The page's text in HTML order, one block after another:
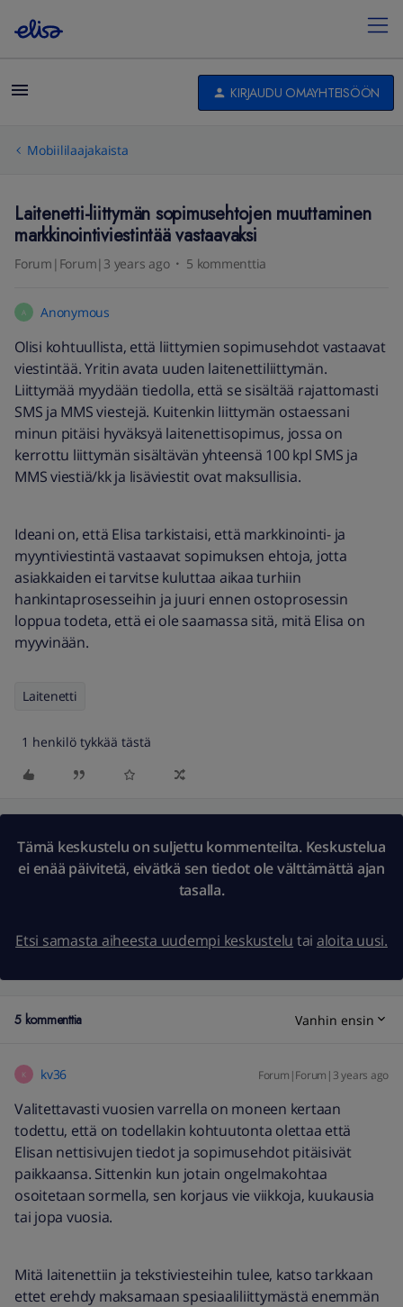
KIRJAUDU OMAYHTEISÖÖN
Mobiililaajakaista
Laitenetti-liittymän sopimusehtojen muuttaminen
markkinointiviestintää vastaavaksi
Forum|Forum|3 years ago 5 kommenttia
A Anonymous
Olisi kohtuullista, että liittymien sopimusehdot vastaavat
viestintää. Yritin avata uuden laitenettiliittymän.
Liittymää myydään tiedolla, että se sisältää rajattomasti
SMS ja MMS viestejä. Kuitenkin liittymän ostaessani
minun pitäisi hyväksyä laitenettisopimus, jossa on
kerrottu liittymän sisältävän yhteensä 100 kpl SMS ja
MMS viestiä/kk ja lisäviestit ovat maksullisia.
Ideani on, että Elisa tarkistaisi, että markkinointi- ja
myyntiviestintä vastaavat sopimuksen ehtoja, jotta
asiakkaiden ei tarvitse kuluttaa aikaa turhiin
hankintaprosesseihin ja juuri ennen ostoprosessin
loppua todeta, että ei ole saamassa sitä, mitä Elisa on
myyvinään.
Laitenetti
1 henkilö tykkää tästä
Tämä keskustelu on suljettu kommenteilta. Keskustelua
ei enää päivitetä, eivätkä sen tiedot ole välttämättä ajan
tasalla.
Etsi samasta aiheesta uudempi keskustelu tai aloita uusi.
5 kommenttia Vanhin ensin
K kv36 Forum|Forum|3 years ago
Valitettavasti vuosien varrella on moneen kertaan
todettu, että on todellakin kohtuutonta olettaa että
Elisan nettisivujen tiedot ja sopimusehdot pitäisivät
paikkaansa. Sittenkin kun jotain ongelmakohtaa
osoitetaan sormella, sen korjaus vie viikkoja, kuukausia
tai jopa vuosia.
Mitä laitenettiin ja tekstiviesteihin tulee, katso tarkkaan
ettet erehdy maksamaan spesiaaliliittymästä enemmän